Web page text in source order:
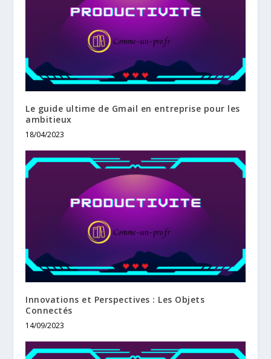
Le guide ultime de Gmail en entreprise pour les
ambitieux
18/04/2023
Innovations et Perspectives : Les Objets
Connectés
14/09/2023